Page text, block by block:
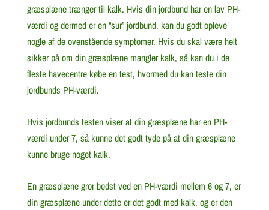
græsplæne trænger til kalk. Hvis din jordbund har en lav PH-
værdi og dermed er en “sur” jordbund, kan du godt opleve
nogle af de ovenstående symptomer. Hvis du skal være helt
sikker på om din græsplæne mangler kalk, så kan du i de
fleste havecentre købe en test, hvormed du kan teste din
jordbunds PH-værdi.
Hvis jordbunds testen viser at din græsplæne har en PH-
værdi under 7, så kunne det godt tyde på at din græsplæne
kunne bruge noget kalk.
En græsplæne gror bedst ved en PH-værdi mellem 6 og 7, er
din græsplæne under dette er det godt med kalk, og er den